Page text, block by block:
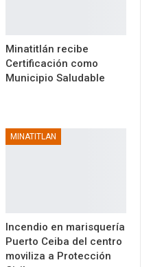
Minatitlán recibe
Certificación como
Municipio Saludable
MINATITLAN
Incendio en marisquería
Puerto Ceiba del centro
moviliza a Protección